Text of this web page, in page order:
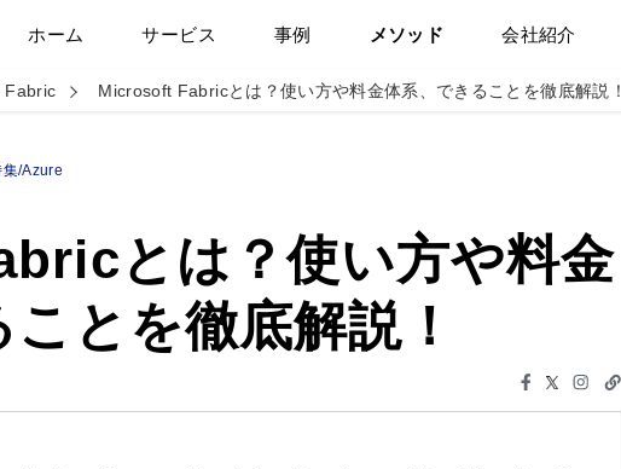
ホーム サービス 事例 メソッド 会社紹介
Fabric Microsoft Fabricとは？使い方や料金体系、できることを徹底解説！
集/Azure
とは？使い方や料金
とを徹底解説！